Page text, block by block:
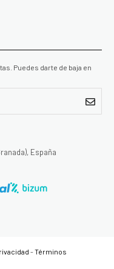
Puedes darte de baja en
España
-Términos